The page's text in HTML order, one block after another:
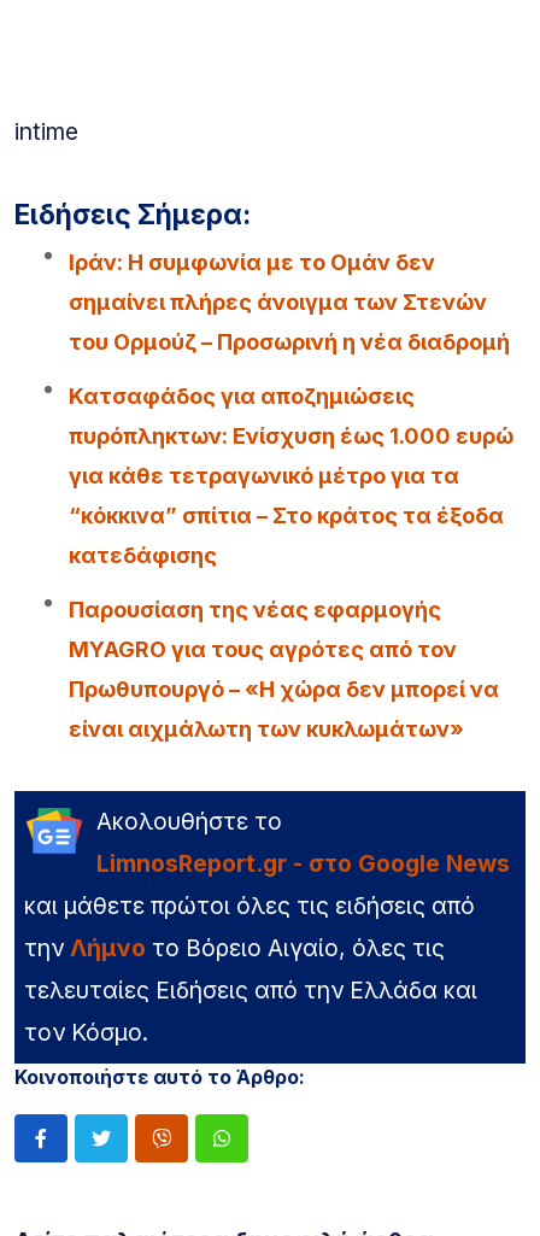
intime
Ειδήσεις Σήμερα:
Iράν: Η συμφωνία με το Ομάν δεν
σημαίνει πλήρες άνοιγμα των Στενών
του Ορμούζ – Προσωρινή η νέα διαδρομή
Κατσαφάδος για αποζημιώσεις
πυρόπληκτων: Ενίσχυση έως 1.000 ευρώ
για κάθε τετραγωνικό μέτρο για τα
“κόκκινα” σπίτια – Στο κράτος τα έξοδα
κατεδάφισης
Παρουσίαση της νέας εφαρμογής
MYAGRO για τους αγρότες από τον
Πρωθυπουργό – «Η χώρα δεν μπορεί να
είναι αιχμάλωτη των κυκλωμάτων»
Ακολουθήστε το
LimnosReport.gr - στο Google News
και μάθετε πρώτοι όλες τις ειδήσεις από
την Λήμνο το Βόρειο Αιγαίο, όλες τις
τελευταίες Ειδήσεις από την Ελλάδα και
τον Κόσμο.
Κοινοποιήστε αυτό το Άρθρο: